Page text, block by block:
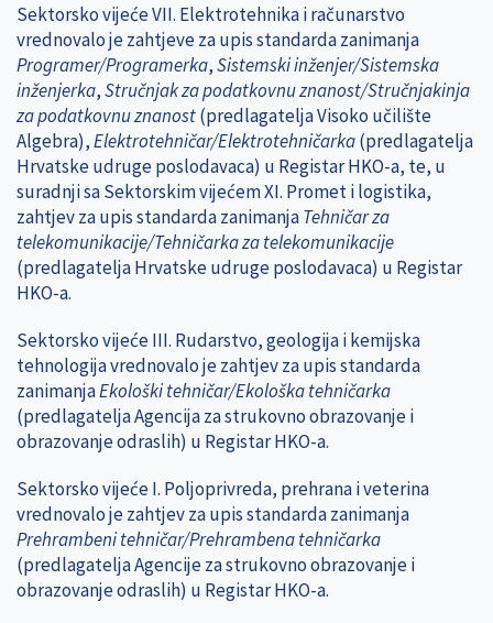
Sektorsko vijeće VII. Elektrotehnika i računarstvo
vrednovalo je zahtjeve za upis standarda zanimanja
Programer/Programerka,Sistemski inženjer/Sistemska
inženjerka,Stručnjak za podatkovnu znanost/Stručnjakinja
za podatkovnu znanost(predlagatelja Visoko učilište
Algebra),Elektrotehničar/Elektrotehničarka(predlagatelja
Hrvatske udruge poslodavaca) u Registar HKO-a, te, u
suradnji sa Sektorskim vijećem XI. Promet i logistika,
zahtjev za upis standarda zanimanjaTehničar za
telekomunikacije/Tehničarka za telekomunikacije
(predlagatelja Hrvatske udruge poslodavaca) u Registar
HKO-a.
Sektorsko vijeće III. Rudarstvo, geologija i kemijska
tehnologija vrednovalo je zahtjev za upis standarda
zanimanjaEkološki tehničar/Ekološka tehničarka
(predlagatelja Agencija za strukovno obrazovanje i
obrazovanje odraslih) u Registar HKO-a.
Sektorsko vijeće I. Poljoprivreda, prehrana i veterina
vrednovalo je zahtjev za upis standarda zanimanja
Prehrambeni tehničar/Prehrambena tehničarka
(predlagatelja Agencije za strukovno obrazovanje i
obrazovanje odraslih) u Registar HKO-a.